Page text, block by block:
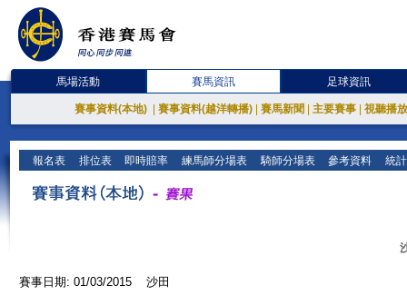
馬場活動 賽馬資訊 足球資訊
賽事資料(本地) 賽事資料(越洋轉播) 賽馬新聞 主要賽事 視聽播
報名表 排位表 即時賠率 練馬師分場表 騎師分場表 參考資料 統
賽事日期: 01/03/2015 沙田